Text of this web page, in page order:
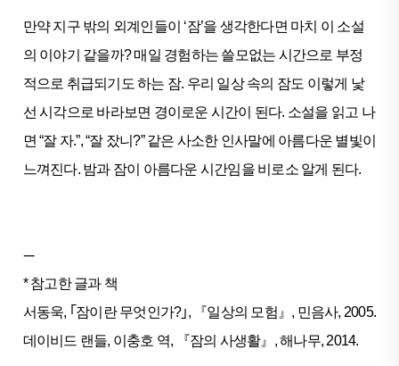
만약 지구 밖의 외계인들이 ‘잠’을 생각한다면 마치 이 소설
의 이야기 같을까? 매일 경험하는 쓸모없는 시간으로 부정
적으로 취급되기도 하는 잠. 우리 일상 속의 잠도 이렇게 낯
선 시각으로 바라보면 경이로운 시간이 된다. 소설을 읽고 나
면 “잘 자.”, “잘 잤니?” 같은 사소한 인사말에 아름다운 별빛이
느껴진다. 밤과 잠이 아름다운 시간임을 비로소 알게 된다.
---
* 참고한 글과 책
서동욱, ｢잠이란 무엇인가?｣, 『일상의 모험』, 민음사, 2005.
데이비드 랜들, 이충호 역, 『잠의 사생활』, 해나무, 2014.